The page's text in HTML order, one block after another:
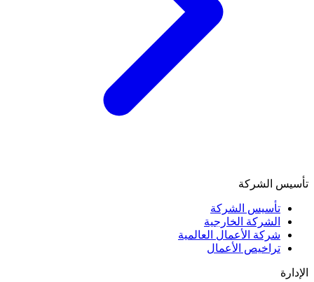
تأسيس الشركة
تأسيس الشركة
الشركة الخارجية
شركة الأعمال العالمية
تراخيص الأعمال
الإدارة